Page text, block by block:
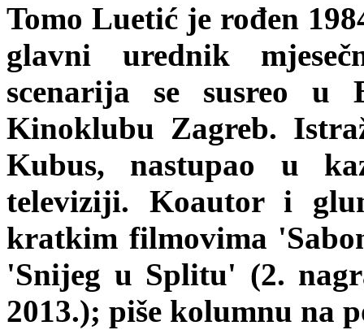
Tomo Luetić je rođen
glavni urednik
scenarija se susreo u
Kinoklubu Zagreb.
Kubus, nastupao u
televiziji. Koautor i
kratkim filmovima
'Snijeg u Splitu' (2.
2013.); piše kolumnu na